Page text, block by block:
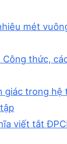
mét
Công thức,
giác trong hệ
viết tắt